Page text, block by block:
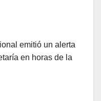
emitió un alerta
en horas de la